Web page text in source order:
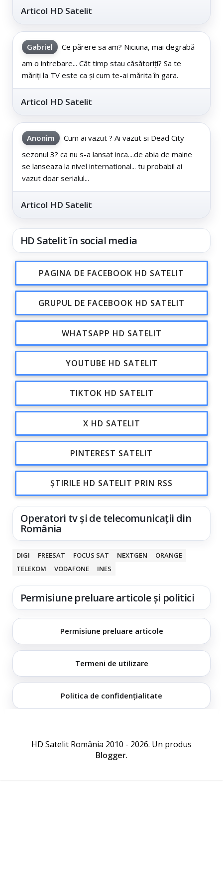
Articol HD Satelit
Gabriel
Ce părere sa am? Niciuna, mai degrabă
am o intrebare... Cât timp stau căsătoriți? Sa te
măriți la TV este ca și cum te-ai mărita în gara.
Articol HD Satelit
Anonim
Cum ai vazut ? Ai vazut si Dead City
sezonul 3? ca nu s-a lansat inca....de abia de maine
se lanseaza la nivel international... tu probabil ai
vazut doar serialul...
Articol HD Satelit
HD Satelit în social media
PAGINA DE FACEBOOK HD SATELIT
GRUPUL DE FACEBOOK HD SATELIT
WHATSAPP HD SATELIT
YOUTUBE HD SATELIT
TIKTOK HD SATELIT
X HD SATELIT
PINTEREST SATELIT
ȘTIRILE HD SATELIT PRIN RSS
Operatori tv și de telecomunicații din
România
DIGI FREESAT FOCUS SAT NEXTGEN
ORANGE
TELEKOM
VODAFONE INES
Permisiune preluare articole și politici
Permisiune preluare articole
Termeni de utilizare
Politica de confidențialitate
HD Satelit România 2010 - 2026. Un produs
Blogger.